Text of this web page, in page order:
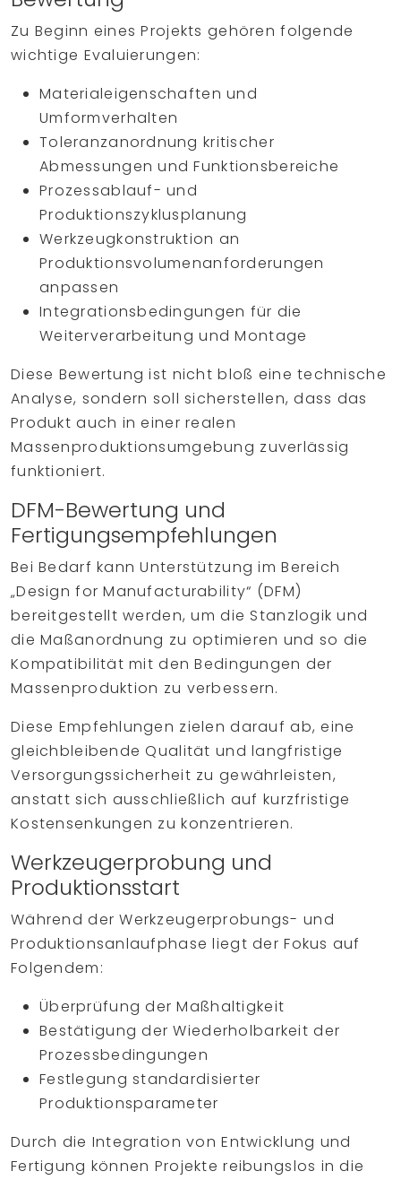
Zu Beginn eines Projekts gehören folgende
wichtige Evaluierungen:
Materialeigenschaften und
Umformverhalten
Toleranzanordnung kritischer
Abmessungen und Funktionsbereiche
Prozessablauf- und
Produktionszyklusplanung
Werkzeugkonstruktion an
Produktionsvolumenanforderungen
anpassen
Integrationsbedingungen für die
Weiterverarbeitung und Montage
Diese Bewertung ist nicht bloß eine technische
Analyse, sondern soll sicherstellen, dass das
Produkt auch in einer realen
Massenproduktionsumgebung zuverlässig
funktioniert.
DFM-Bewertung und
Fertigungsempfehlungen
Bei Bedarf kann Unterstützung im Bereich
„Design for Manufacturability“ (DFM)
bereitgestellt werden, um die Stanzlogik und
die Maßanordnung zu optimieren und so die
Kompatibilität mit den Bedingungen der
Massenproduktion zu verbessern.
Diese Empfehlungen zielen darauf ab, eine
gleichbleibende Qualität und langfristige
Versorgungssicherheit zu gewährleisten,
anstatt sich ausschließlich auf kurzfristige
Kostensenkungen zu konzentrieren.
Werkzeugerprobung und
Produktionsstart
Während der Werkzeugerprobungs- und
Produktionsanlaufphase liegt der Fokus auf
Folgendem:
Überprüfung der Maßhaltigkeit
Bestätigung der Wiederholbarkeit der
Prozessbedingungen
Festlegung standardisierter
Produktionsparameter
Durch die Integration von Entwicklung und
Fertigung können Projekte reibungslos in die